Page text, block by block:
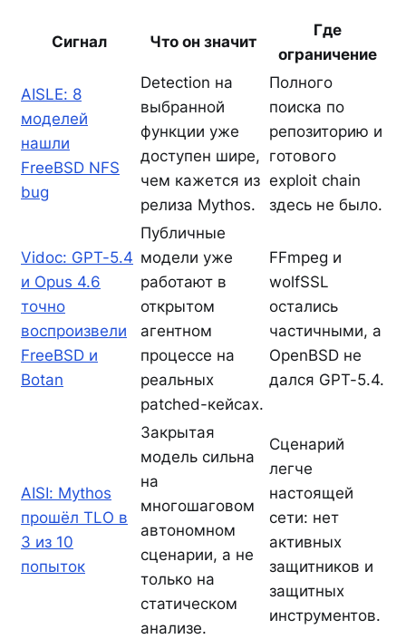
Сигнал Что он значит
Где
ограничение
AISLE: 8
моделей
нашли
FreeBSD NFS
bug
Detection на
выбранной
функции уже
доступен шире,
чем кажется из
релиза Mythos.
Полного
поиска по
репозиторию и
готового
exploit chain
здесь не было.
Vidoc: GPT-5.4
и Opus 4.6
точно
воспроизвели
FreeBSD и
Botan
Публичные
модели уже
работают в
открытом
агентном
процессе на
реальных
patched-кейсах.
FFmpeg и
wolfSSL
остались
частичными, а
OpenBSD не
дался GPT-5.4.
AISI: Mythos
прошёл TLO в
3 из 10
попыток
Закрытая
модель сильна
на
многошаговом
автономном
сценарии, а не
только на
статическом
анализе.
Сценарий
легче
настоящей
сети: нет
активных
защитников и
защитных
инструментов.